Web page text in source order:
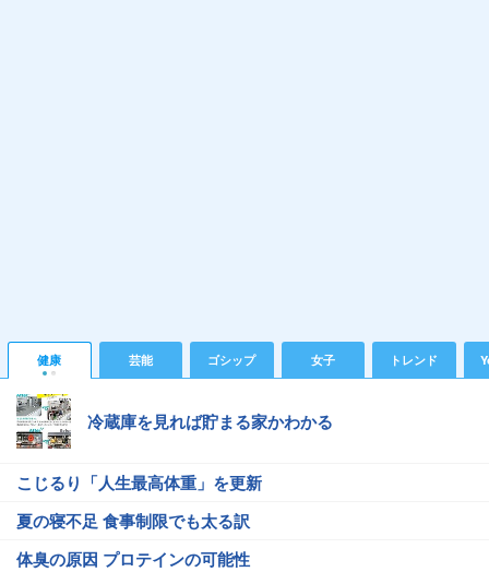
健康 芸能 ゴシップ 女子 トレンド
冷蔵庫を見れば貯まる家かわかる
こじるり「人生最高体重」を更新
夏の寝不足 食事制限でも太る訳
体臭の原因 プロテインの可能性